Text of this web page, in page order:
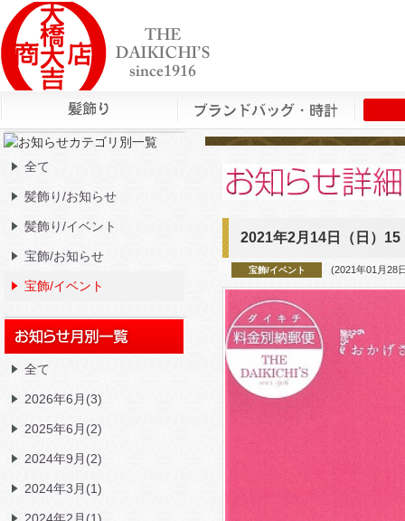
2021年2月14日（日）
(2021年01月28
宝飾/イベント
全て
髪飾り/お知らせ
髪飾り/イベント
宝飾/お知らせ
宝飾/イベント
全て
2026年6月(3)
2025年6月(2)
2024年9月(2)
2024年3月(1)